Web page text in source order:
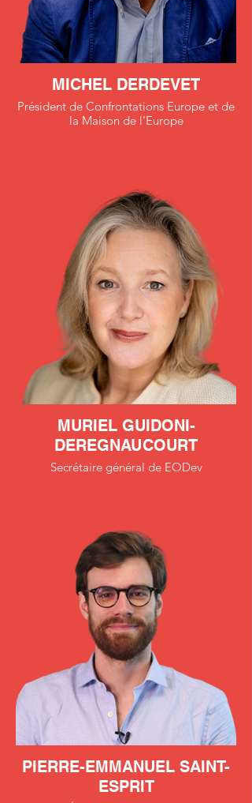
MICHEL DERDEVET
Président de Confrontations Europe et de
la Maison de l'Europe
MURIEL GUIDONI-
DEREGNAUCOURT
Secrétaire général de EODev
PIERRE-EMMANUEL SAINT-
ESPRIT